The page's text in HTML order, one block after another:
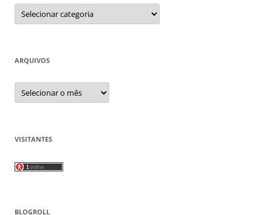
Categorias
ARQUIVOS
Arquivos
VISITANTES
BLOGROLL